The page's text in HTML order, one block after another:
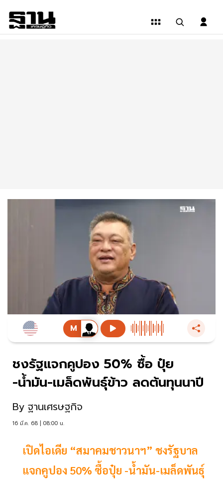
ชงรัฐแจกคูปอง 50% ซื้อ ปุ๋ย
-น้ำมัน-เมล็ดพันธุ์ข้าว ลดต้นทุนนาปี
By ฐานเศรษฐกิจ
16 มี.ค. 68 | 08:00 น.
เปิดไอเดีย “สมาคมชาวนาฯ” ชงรัฐบาล
แจกคูปอง 50% ซื้อปุ๋ย -น้ำมัน-เมล็ดพันธุ์